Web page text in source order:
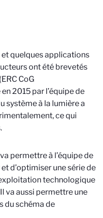
quelques applications
ont été brevetés
CoG
2015 par l’équipe de
système à la lumière a
ce qui
permettre à l’équipe de
d’optimiser une série de
technologique
va aussi permettre une
du schéma de